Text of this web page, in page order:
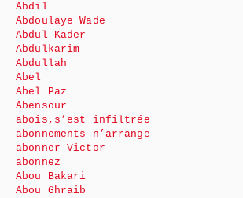
Abdil
Abdoulaye Wade
Abdul Kader
Abdulkarim
Abdullah
Abel
Abel Paz
Abensour
abois,s’est infiltrée
abonnements n’arrange
abonner Victor
abonnez
Abou Bakari
Abou Ghraib